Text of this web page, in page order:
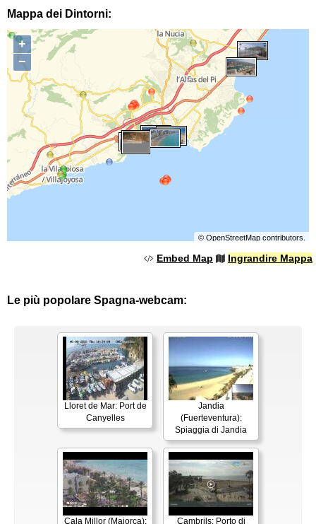
Mappa dei Dintorni:
+
−
© OpenStreetMapcontributors.
Embed Map Ingrandire Mappa
Le più popolare Spagna-webcam:
Lloret de Mar: Port de
Canyelles
Jandia
(Fuerteventura):
Spiaggia di Jandia
Cala Millor (Maiorca):
Cambrils: Porto di